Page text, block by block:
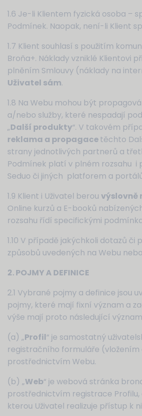
1.6 Je-li Klientem fyzická osoba –
Podmínek. Naopak, není-li Klient
1.7 Klient souhlasí s použitím
Broňa+. Náklady vzniklé Klientovi
plněním Smlouvy (náklady na
Uživatel sám.
1.8 Na Webu mohou být
a/nebo služby, které nespadají
„Další produkty“. V takovém
reklama a propagacetěchto
strany jednotlivých partnerů a
Podmínek platí v plném rozsahu
Seduo či jiných platforem a
1.9 Klient i Uživatel berou výslovně
Online kurzů a E-booků
rozsahu řídí specifickými
1.10 V případě jakýchkoli dotazů
způsobů uvedených na Webu
2. POJMY A DEFINICE
2.1 Vybrané pojmy a definice jsou
pojmy, které mají fixní význam a
výše mají proto následující
(a) „Profil“ je samostatný
registračního formuláře
prostřednictvím Webu.
(b) „Web“ je webová stránka
prostřednictvím registrace Profilu,
kterou Uživatel realizuje přístup k